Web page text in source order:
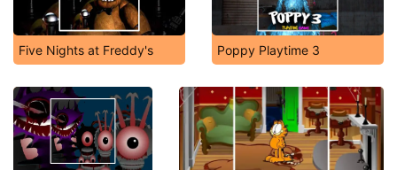
Five Nights at Freddy's Poppy Playtime 3